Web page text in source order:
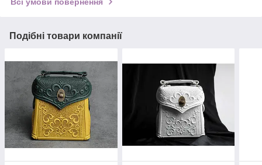
Всі умови повернення
Подібні товари компанії